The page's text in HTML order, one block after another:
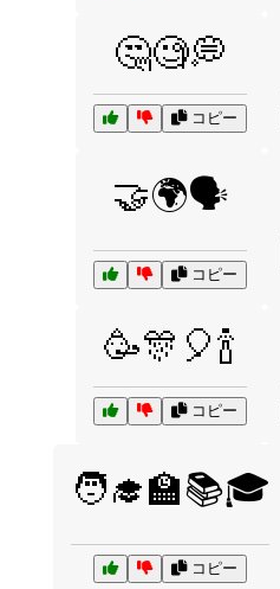
🤔🧐💭
コピー
🤝🌍🗣️
コピー
🥳🎊🎈🍾
コピー
🧑‍🎓🏫📚🎓
コピー